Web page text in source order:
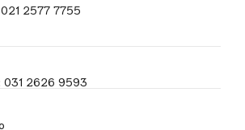
2577 7755
031 2626 9593